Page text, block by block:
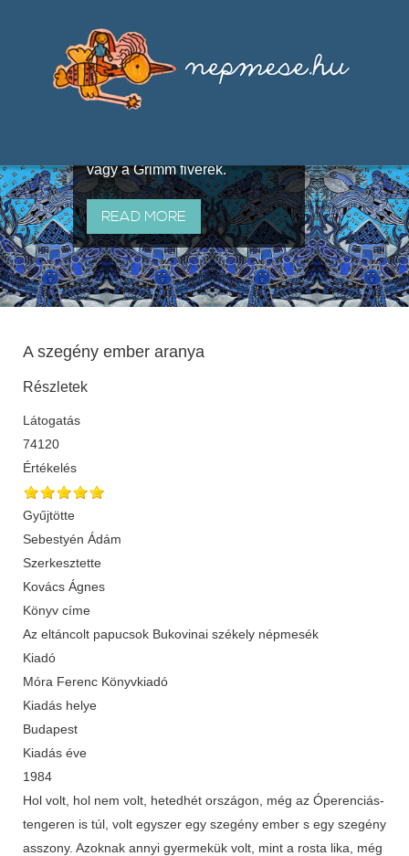
útján terjedő elbeszélésekből,
melyeket olyan ismert gyűjtők
állítottak össze, mint Benedek
vagy a Grimm fivérek.
READ MORE
A szegény ember aranya
Részletek
Látogatás
74120
Értékelés
Gyűjtötte
Sebestyén Ádám
Szerkesztette
Kovács Ágnes
Könyv címe
Az eltáncolt papucsok Bukovinai székely népmesék
Kiadó
Móra Ferenc Könyvkiadó
Kiadás helye
Budapest
Kiadás éve
1984
Hol volt, hol nem volt, hetedhét országon, még az Óperenciás-
tengeren is túl, volt egyszer egy szegény ember s egy szegény
asszony. Azoknak annyi gyermekük volt, mint a rosta lika, még